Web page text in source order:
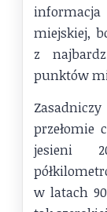
miejskiej,
z
punktów
przełomie
jesieni
w latach